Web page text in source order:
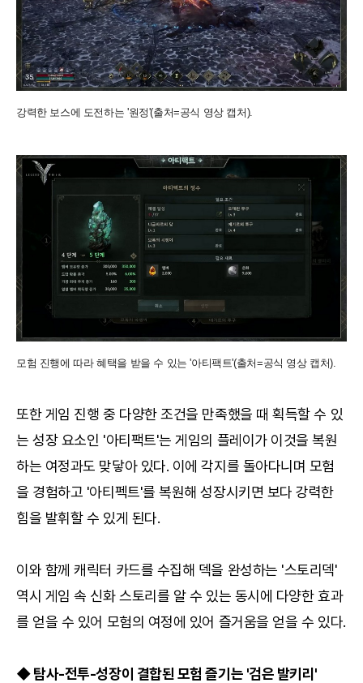
강력한 보스에 도전하는 '원정'(출처=공식 영상 캡처).
모험 진행에 따라 혜택을 받을 수 있는 '아티팩트'(출처=공식 영상 캡처).
또한 게임 진행 중 다양한 조건을 만족했을 때 획득할 수 있
는 성장 요소인 '아티팩트'는 게임의 플레이가 이것을 복원
하는 여정과도 맞닿아 있다. 이에 각지를 돌아다니며 모험
을 경험하고 '아티펙트'를 복원해 성장시키면 보다 강력한
힘을 발휘할 수 있게 된다.
이와 함께 캐릭터 카드를 수집해 덱을 완성하는 '스토리덱'
역시 게임 속 신화 스토리를 알 수 있는 동시에 다양한 효과
를 얻을 수 있어 모험의 여정에 있어 즐거움을 얻을 수 있다.
◆ 탐사-전투-성장이 결합된 모험 즐기는 '검은 발키리'